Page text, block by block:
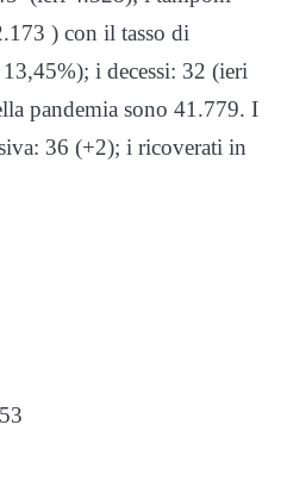
) con il tasso di
i decessi: 32 (ieri
pandemia sono 41.779. I
36 (+2); i ricoverati in